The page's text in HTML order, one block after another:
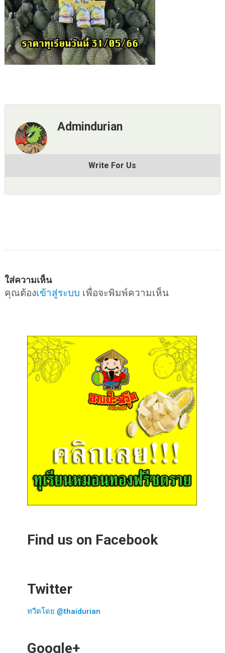
Admindurian
Write For Us
ใส่ความเห็น
คุณต้องเข้าสู่ระบบ เพื่อจะพิมพ์ความเห็น
Find us on Facebook
Twitter
ทวีตโดย @thaidurian
Google+